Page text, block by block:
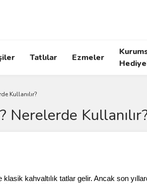
Tatlılar Ezmeler
Kullanılır?
Nerelerde
kahvaltılık tatlar gelir. Ancak son